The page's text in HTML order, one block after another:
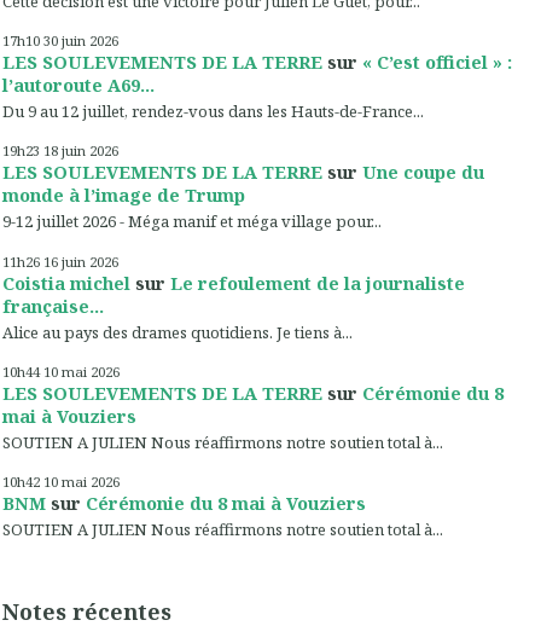
17h10 30 juin 2026
LES SOULEVEMENTS DE LA TERRE sur « C’est officiel » :
l’autoroute A69...
Du 9 au 12 juillet, rendez-vous dans les Hauts-de-France...
19h23 18 juin 2026
LES SOULEVEMENTS DE LA TERRE sur Une coupe du
monde à l’image de Trump
9-12 juillet 2026 - Méga manif et méga village pour...
11h26 16 juin 2026
Coistia michel sur Le refoulement de la journaliste
française...
Alice au pays des drames quotidiens. Je tiens à...
10h44 10 mai 2026
LES SOULEVEMENTS DE LA TERRE sur Cérémonie du 8
mai à Vouziers
SOUTIEN A JULIEN Nous réaffirmons notre soutien total à...
10h42 10 mai 2026
BNM sur Cérémonie du 8 mai à Vouziers
SOUTIEN A JULIEN Nous réaffirmons notre soutien total à...
Notes récentes